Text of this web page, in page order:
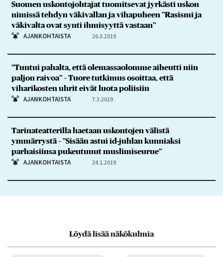
Suomen uskontojohtajat tuomitsevat jyrkästi uskon
nimissä tehdyn väkivallan ja vihapuheen ”Rasismi ja
väkivalta ovat synti ihmisyyttä vastaan”
AJANKOHTAISTA 26.3.2019
”Tuntui pahalta, että olemassaolomme aiheutti niin
paljon raivoa” – Tuore tutkimus osoittaa, että
viharikosten uhrit eivät luota poliisiin
AJANKOHTAISTA 7.3.2019
Tarinateatterilla haetaan uskontojen välistä
ymmärrystä – ”Sisään astui id-juhlan kunniaksi
parhaisiinsa pukeutunut muslimiseurue”
AJANKOHTAISTA 24.1.2019
Löydä lisää näkökulmia